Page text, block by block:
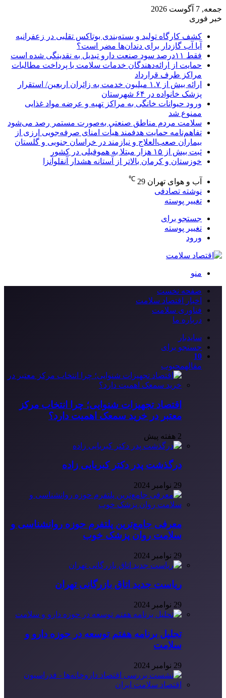
جمعه, 7 آگوست 2026
خبر فوری
کشف کارگاه تولید و بسته‌بندی بوتاکس تقلبی در زعفرانیه
آیا آب گازدار برای دندان‌ها مضر است؟
فقط ۱۱‌درصد سود صنعت دارو تبدیل به نقدینگی شده است
حمایت از ارائه‌دهندگان خدمات سلامت با پرداخت مطالبات
مراکز طرف قرارداد
ارائه بیش از ۱.۷ میلیون خدمت به زائران اربعین/ استقرار
پزشک خانواده در ۶۴ شهرستان
ورود حیوانات خانگی به مراکز تهیه و عرضه مواد غذایی
ممنوع شد
سلامت مردم مناطق صنعتی به‌صورت مستمر رصد می‌شود
تفاهم‌نامه حمایت هدفمند هیأت امنای صرفه‌جویی ارزی از
بیماران صعب‌العلاج و نیازمند در خراسان جنوبی و گلستان
ثبت بیش از ۱۵ هزار مبتلا به هموفیلی در کشور
خوزستان و کرمان بالاتر از آستانه هشدار آنفلوآنزا
آب و هوای تهران 29
℃
نوشته تصادفی
تغییر پوسته
جستجو برای
تغییر پوسته
ورود
منو
صفحه نخست
اخبار اقتصاد سلامت
فناوری سلامت
درباره ما
سایدبار
جستجو برای
10
مقالهمحبوب
اقتصاد تجهیزات شنوایی؛ چرا انتخاب مرکز
معتبر در خرید سمعک اهمیت دارد؟
2 هفته پیش
درگذشت پدر دکتر کبریایی زاده
29 نوامبر 2024
معرفی جامع‌ترین پلتفرم حوزه روانشناسی و
سلامت روان پزشک خوب
29 نوامبر 2024
ریاست جدید اتاق بازرگانی تهران
29 نوامبر 2024
تحلیل برنامه هفتم توسعه در حوزه دارو و
سلامت
29 نوامبر 2024